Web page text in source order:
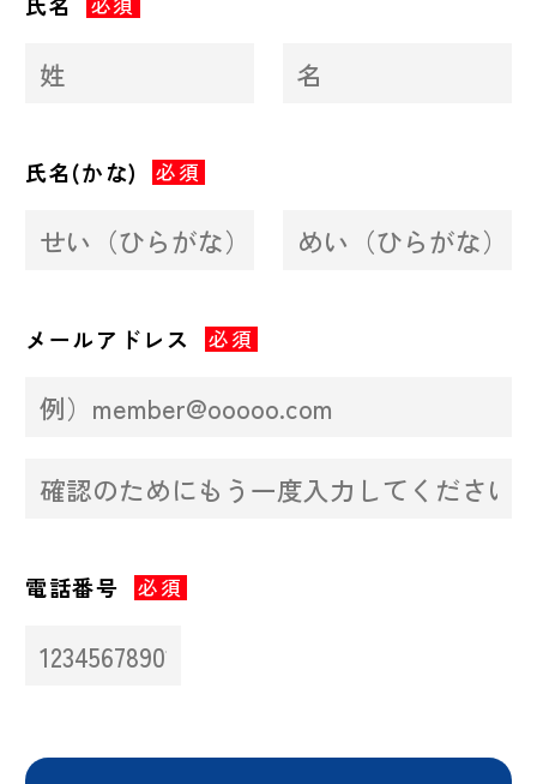
氏名(かな) 必須
メールアドレス 必須
電話番号 必須